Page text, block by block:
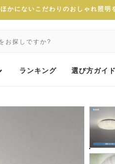
ほかにないこだわりのおしゃれ照明
ランキング 選び方ガイド